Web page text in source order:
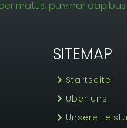
mattis, pulvinar dapibus
SITEMAP
Startseite
Über uns
Unsere